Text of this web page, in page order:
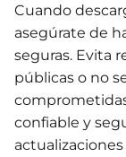
Cuando
asegúrate de
seguras. Evita
públicas o no
confiable y